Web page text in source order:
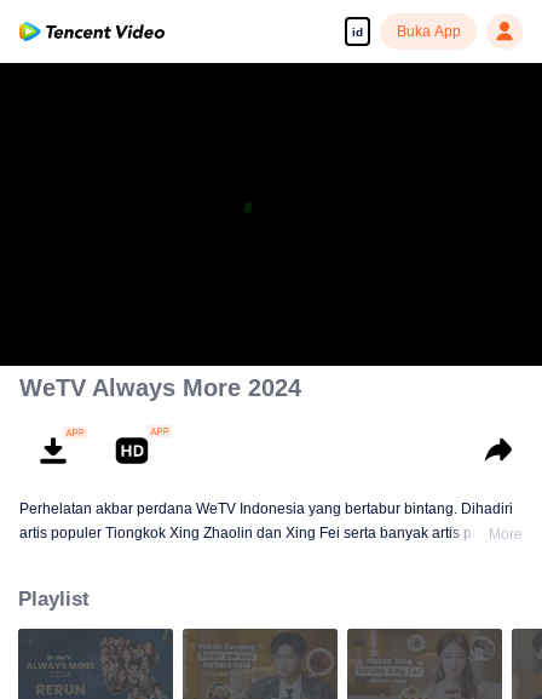
id Buka App
WeTV Always More 2024
Perhelatan akbar perdana WeTV Indonesia yang bertabur bintang. Dihadiri
artis populer Tiongkok Xing Zhaolin dan Xing Fei serta banyak artis papan
banyak lagi. Plus penampilan spesial dari Rossa. Di acara ini WeTV
Indonesia juga mengumumkan WeTV Original series yang akan tayang
tahun mendatang.
More
Playlist